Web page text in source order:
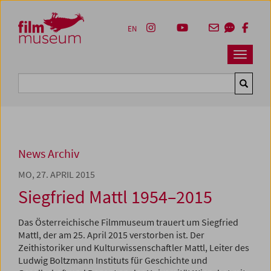
Zum Inhalt
Zum Hauptmenü
Zur Servicenavigation
Zum Suche
Navbar
EN
News Archiv
MO, 27. APRIL 2015
Siegfried Mattl 1954–2015
Das Österreichische Filmmuseum trauert um Siegfried
Mattl, der am 25. April 2015 verstorben ist. Der
Zeithistoriker und Kulturwissenschaftler Mattl, Leiter des
Ludwig Boltzmann Instituts für Geschichte und